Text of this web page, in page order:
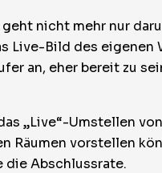
nicht mehr nur
Live-Bild des eigenen
an, eher bereit zu
„Live“-Umstellen
Räumen vorstellen
Abschlussrate.